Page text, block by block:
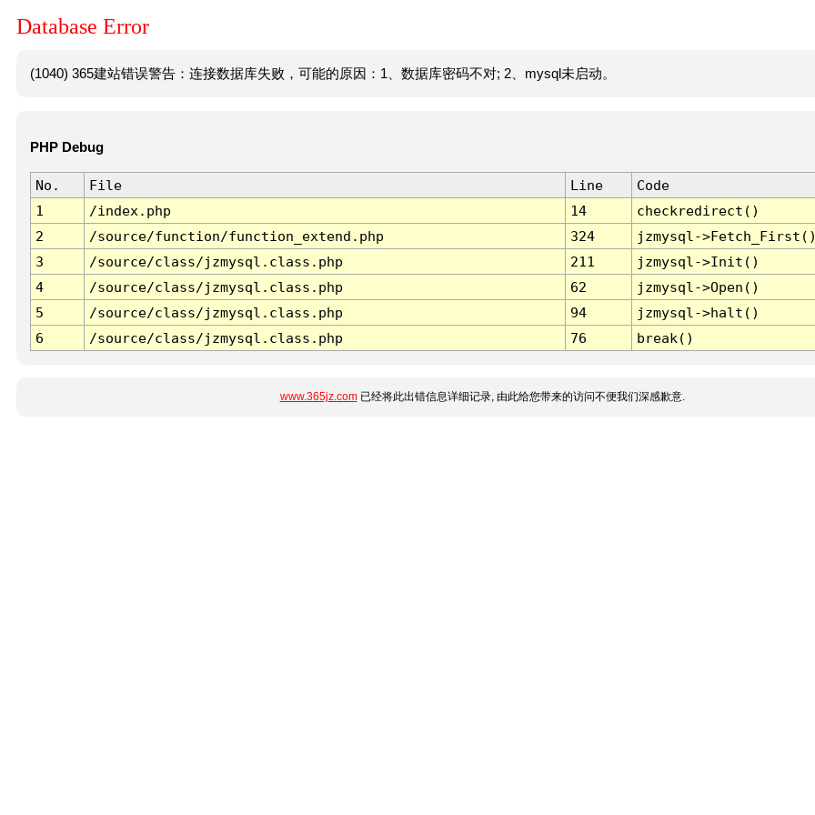
Database Error
(1040) 365建站错误警告：连接数据库失败，可能的原因：1、数据库密码不对; 2、mysql未启动。
PHP Debug
No. File Line
Code
1
/index.php 14
checkredirect()
2
/source/function/function_extend.php 324
jzmysql-
3
/source/class/jzmysql.class.php 211
jzmysql->Init()
4
/source/class/jzmysql.class.php 62
jzmysql->Open()
5
/source/class/jzmysql.class.php 94
jzmysql->halt()
6
/source/class/jzmysql.class.php 76 break()
www.365jz.com已经将此出错信息详细记录, 由此给您带来的访问不便我们深感歉意.